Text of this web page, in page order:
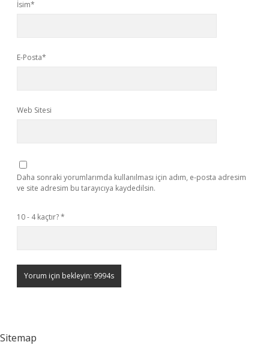
İsim*
E-Posta*
Web Sitesi
Daha sonraki yorumlarımda kullanılması için adım, e-posta adresim
ve site adresim bu tarayıcıya kaydedilsin.
10 - 4 kaçtır?*
Sitemap